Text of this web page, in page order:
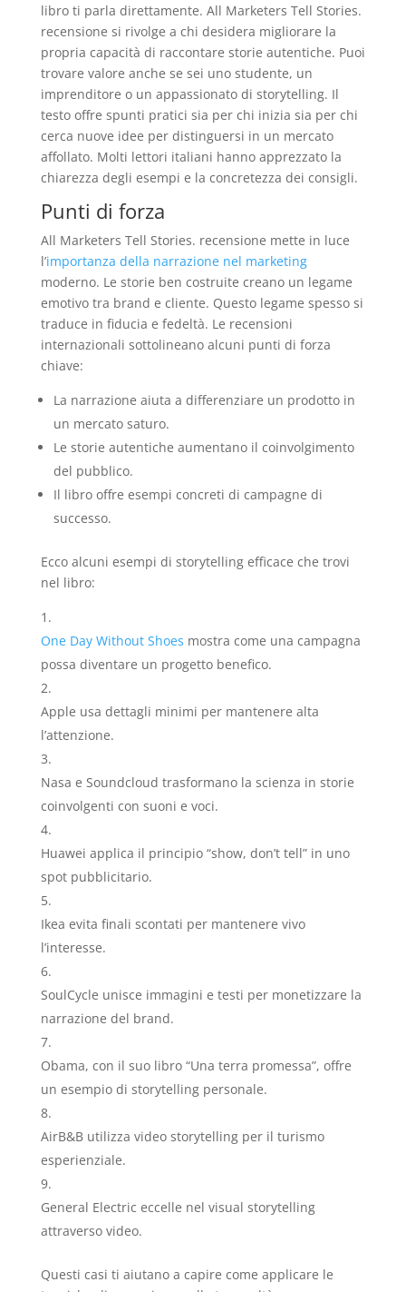
libro ti parla direttamente. All Marketers Tell Stories.
recensione si rivolge a chi desidera migliorare la
propria capacità di raccontare storie autentiche. Puoi
trovare valore anche se sei uno studente, un
imprenditore o un appassionato di storytelling. Il
testo offre spunti pratici sia per chi inizia sia per chi
cerca nuove idee per distinguersi in un mercato
affollato. Molti lettori italiani hanno apprezzato la
chiarezza degli esempi e la concretezza dei consigli.
Punti di forza
All Marketers Tell Stories. recensione mette in luce
l’importanza della narrazione nel marketing
moderno. Le storie ben costruite creano un legame
emotivo tra brand e cliente. Questo legame spesso si
traduce in fiducia e fedeltà. Le recensioni
internazionali sottolineano alcuni punti di forza
chiave:
La narrazione aiuta a differenziare un prodotto in
un mercato saturo.
Le storie autentiche aumentano il coinvolgimento
del pubblico.
Il libro offre esempi concreti di campagne di
successo.
Ecco alcuni esempi di storytelling efficace che trovi
nel libro:
One Day Without Shoes mostra come una campagna
possa diventare un progetto benefico.
Apple usa dettagli minimi per mantenere alta
l’attenzione.
Nasa e Soundcloud trasformano la scienza in storie
coinvolgenti con suoni e voci.
Huawei applica il principio “show, don’t tell” in uno
spot pubblicitario.
Ikea evita finali scontati per mantenere vivo
l’interesse.
SoulCycle unisce immagini e testi per monetizzare la
narrazione del brand.
Obama, con il suo libro “Una terra promessa”, offre
un esempio di storytelling personale.
AirB&B utilizza video storytelling per il turismo
esperienziale.
General Electric eccelle nel visual storytelling
attraverso video.
Questi casi ti aiutano a capire come applicare le